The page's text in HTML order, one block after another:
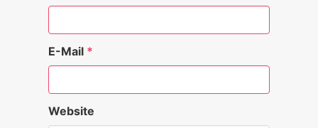
E-Mail *
Website